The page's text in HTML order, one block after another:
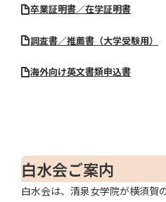
卒業証明書／在学証明書
調査書／推薦書（大学受験用）
海外向け英文書類申込書
白水会ご案内
白水会は、清泉女学院が横須賀